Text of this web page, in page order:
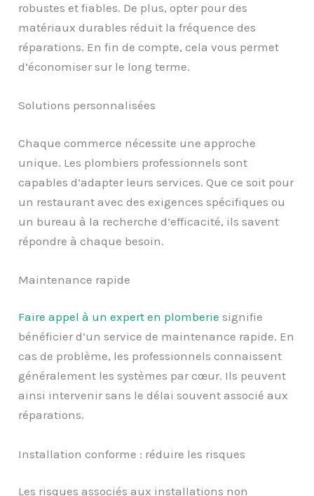
robustes et fiables. De plus, opter pour des
matériaux durables réduit la fréquence des
réparations. En fin de compte, cela vous permet
d’économiser sur le long terme.
Solutions personnalisées
Chaque commerce nécessite une approche
unique. Les plombiers professionnels sont
capables d’adapter leurs services. Que ce soit pour
un restaurant avec des exigences spécifiques ou
un bureau à la recherche d’efficacité, ils savent
répondre à chaque besoin.
Maintenance rapide
Faire appel à un expert en plomberie signifie
bénéficier d’un service de maintenance rapide. En
cas de problème, les professionnels connaissent
généralement les systèmes par cœur. Ils peuvent
ainsi intervenir sans le délai souvent associé aux
réparations.
Installation conforme : réduire les risques
Les risques associés aux installations non